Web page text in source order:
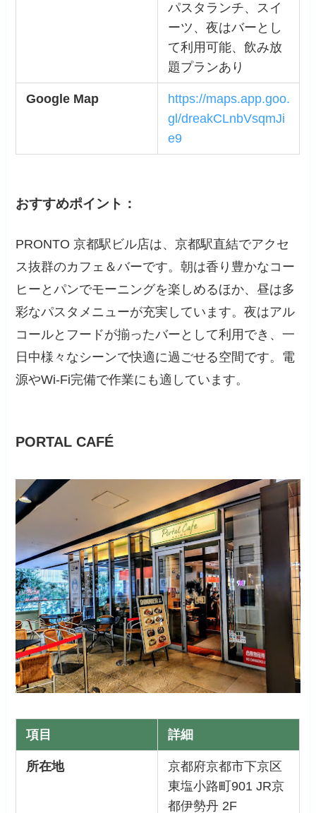
パスタランチ、スイ
ーツ、夜はバーとし
て利用可能、飲み放
題プランあり
Google Map
https://maps.app.goo.
gl/dreakCLnbVsqmJi
e9
おすすめポイント：
PRONTO 京都駅ビル店は、京都駅直結でアクセ
ス抜群のカフェ＆バーです。朝は香り豊かなコー
ヒーとパンでモーニングを楽しめるほか、昼は多
彩なパスタメニューが充実しています。夜はアル
コールとフードが揃ったバーとして利用でき、一
日中様々なシーンで快適に過ごせる空間です。電
源やWi-Fi完備で作業にも適しています。
PORTAL CAFÉ
項目 詳細
所在地
京都府京都市下京区
東塩小路町901 JR京
都伊勢丹 2F